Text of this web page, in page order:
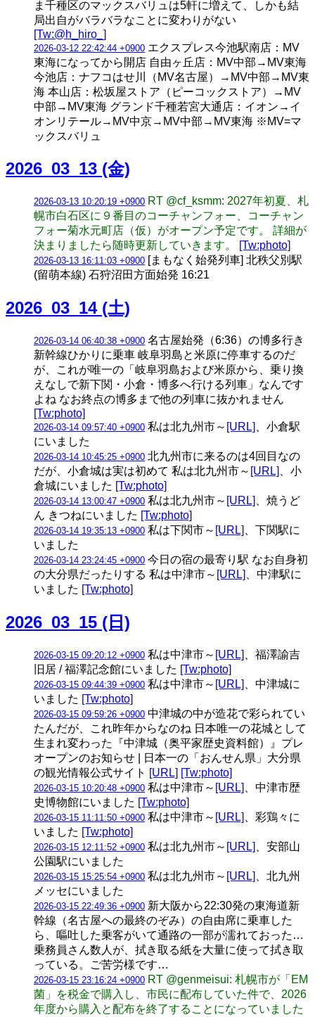
ま千種区のマックスバリュは5軒に増えて、しかも結
局出自がバラバラなことに変わりがない
[Tw:@h_hiro_]
2026-03-12 22:42:44 +0900 エクスプレス今池駅南店：MV
東海になってから開店 自由ヶ丘店：MV中部→MV東海
今池店：ナフコはせ川（MV名古屋）→MV中部→MV東
海 本山店：松坂屋ストア（ピーコックストア）→MV
中部→MV東海 グランド千種若宮大通店：イオン→イ
オンリテール→MV中京→MV中部→MV東海 ※MV=マ
ックスバリュ
2026_03_13 (金)
2026-03-13 10:20:19 +0900 RT @cf_ksmm: 2027年初夏、札
幌市白石区に９番目のコーチャンフォー、コーチャン
フォー菊水元町店（仮）がオープン予定です。 詳細が
決まりましたら随時更新していきます。
[Tw:photo]
2026-03-13 16:11:03 +0900 [まもなく始発列車] 北秩父別駅
(留萌本線) 石狩沼田方面始発 16:21
2026_03_14 (土)
2026-03-14 06:40:38 +0900 名古屋始発（6:36）の博多行き
新幹線ひかりに乗車 岐阜羽島と米原に停車するのだ
が、これが唯一の「岐阜羽島および米原から、乗り換
えなしで新下関・小倉・博多へ行ける列車」なんです
よね なお終点の博多まで他の列車に抜かれません
[Tw:photo]
2026-03-14 09:57:40 +0900 私は北九州市～ [URL]
、小倉駅
にいました
2026-03-14 10:45:25 +0900 北九州市に来るのは4回目なの
だが、小倉城は実は初めて 私は北九州市～ [URL]
、小
倉城にいました [Tw:photo]
2026-03-14 13:00:47 +0900 私は北九州市～ [URL]
、焼うど
ん きつねにいました [Tw:photo]
2026-03-14 19:35:13 +0900 私は下関市～ [URL]
、下関駅に
いました
2026-03-14 23:24:45 +0900 今日の宿の最寄り駅 なお自身初
の大分県だったりする 私は中津市～ [URL]
、中津駅に
いました [Tw:photo]
2026_03_15 (日)
2026-03-15 09:20:12 +0900 私は中津市～ [URL]
、福澤諭吉
旧居 / 福澤記念館にいました [Tw:photo]
2026-03-15 09:44:39 +0900 私は中津市～ [URL]
、中津城に
いました [Tw:photo]
2026-03-15 09:59:26 +0900 中津城の中が造花で彩られてい
たんだが、これ昨年からなのね 日本唯一の花城として
生まれ変わった『中津城（奥平家歴史資料館）』プレ
オープンのお知らせ | 日本一の「おんせん県」大分県
の観光情報公式サイト [URL] [Tw:photo]
2026-03-15 10:20:48 +0900 私は中津市～ [URL]
、中津市歴
史博物館にいました [Tw:photo]
2026-03-15 11:11:50 +0900 私は中津市～ [URL]
、彩鶏々に
いました [Tw:photo]
2026-03-15 12:11:52 +0900 私は北九州市～ [URL]
、安部山
公園駅にいました
2026-03-15 15:25:54 +0900 私は北九州市～ [URL]
、北九州
メッセにいました
2026-03-15 22:49:36 +0900 新大阪から22:30発の東海道新
幹線（名古屋への最終のぞみ）の自由席に乗車した
ら、嘔吐した乗客がいて通路の一部が濡れておった…
乗務員さん数人が、拭き取る紙を大量に使って拭き取
っている。ご苦労様です…
2026-03-15 23:16:24 +0900 RT @genmeisui: 札幌市が「EM
菌」を税金で購入し、市民に配布していた件で、2026
年度から購入と配布を終了することになっていました